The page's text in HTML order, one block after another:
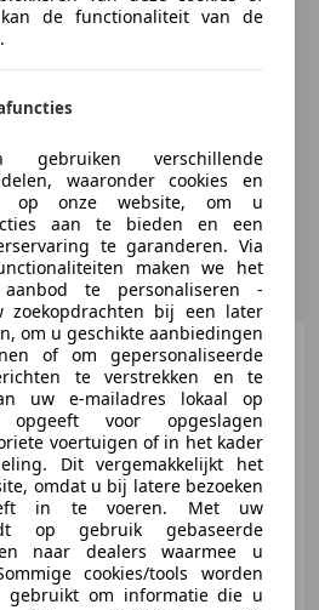
Volkswagen T-CrossStyle
DSG/VIRITUALDASH/
€ 22.940 1
Benzine
81 kW (110 PK)
de functionaliteit van de
verschillende
waaronder cookies en
op onze website, om u
aan te bieden en een
te garanderen. Via
maken we het
te personaliseren -
zoekopdrachten bij een later
om u geschikte aanbiedingen
of om gepersonaliseerde
te verstrekken en te
uw e-mailadres lokaal op
voor opgeslagen
voertuigen of in het kader
Dit vergemakkelijkt het
omdat u bij latere bezoeken
in te voeren. Met uw
op gebruik gebaseerde
naar dealers waarmee u
cookies/tools worden
gebruikt om informatie die u